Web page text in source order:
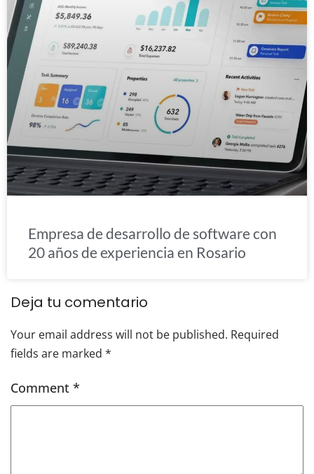
Empresa de desarrollo de software con
20 años de experiencia en Rosario
Deja tu comentario
Your email address will not be published. Required
fields are marked *
Comment *